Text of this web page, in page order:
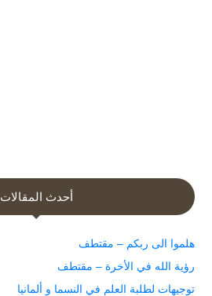
أحدث المقالات
هلموا الى ربكم – مقتطف
رؤية الله في الأخرة – مقتطف
توجيهات لطلبة العلم في النسما و ألمانيا